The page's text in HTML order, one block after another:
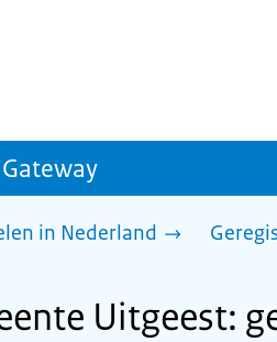
in Nederland
Uitgeest: